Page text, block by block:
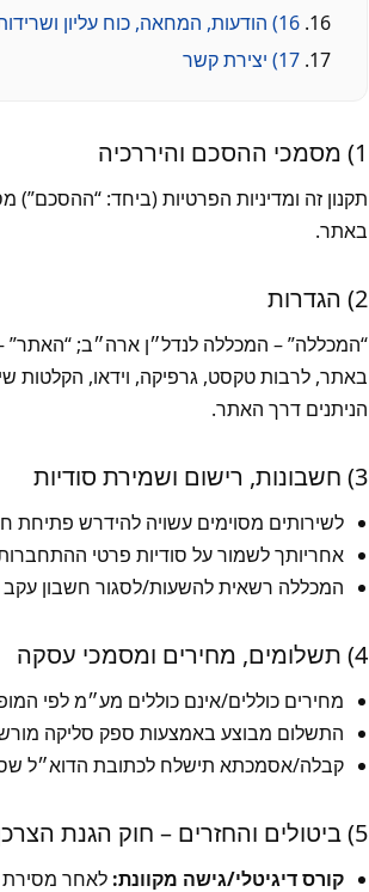
16) הודעות, המחאה, כוח עליון ושרידות
17) יצירת קשר
1) מסמכי ההסכם והיררכיה
תקנון זה ומדיניות הפרטיות (ביחד:
באתר.
2) הגדרות
באתר, לרבות טקסט, גרפיקה, וידאו, הקלטות
הניתנים דרך האתר.
3) חשבונות, רישום ושמירת סודיות
לשירותים מסוימים עשויה להידרש פתיחת
אחריותך לשמור על סודיות פרטי
המכללה רשאית להשעות/לסגור חשבון
4) תשלומים, מחירים ומסמכי עסקה
מחירים כוללים/אינם כוללים מע״מ לפי
התשלום מבוצע באמצעות ספק סליקה
קבלה/אסמכתא תישלח לכתובת הדוא״ל
5) ביטולים והחזרים – חוק הגנת הצרכן
קורס דיגיטלי/גישה מקוונת: לאחר מסירת